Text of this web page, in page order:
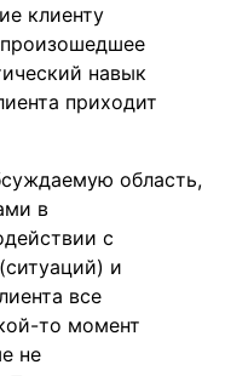
клиенту
навык
приходит
область,
в
с
и
все
то момент
не